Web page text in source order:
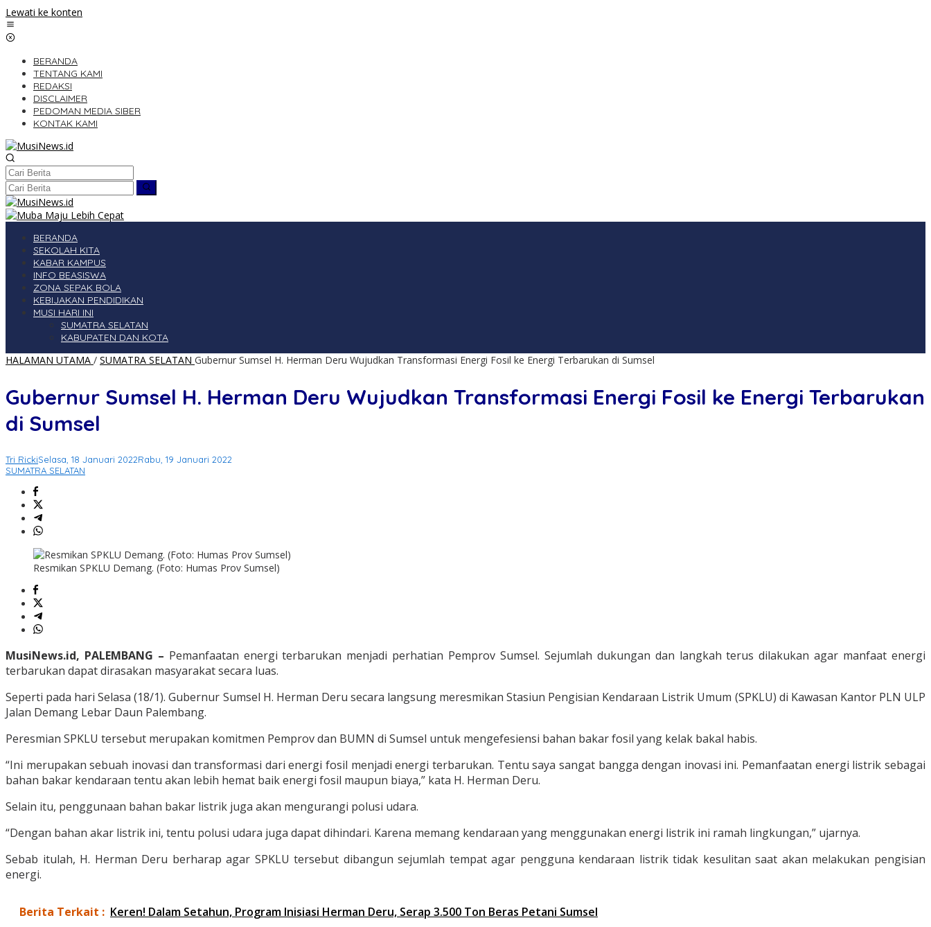
Lewati ke konten
BERANDA
TENTANG KAMI
REDAKSI
DISCLAIMER
PEDOMAN MEDIA SIBER
KONTAK KAMI
BERANDA
SEKOLAH KITA
KABAR KAMPUS
INFO BEASISWA
ZONA SEPAK BOLA
KEBIJAKAN PENDIDIKAN
MUSI HARI INI
SUMATRA SELATAN
KABUPATEN DAN KOTA
HALAMAN UTAMA / SUMATRA SELATAN Gubernur Sumsel H. Herman Deru Wujudkan Transformasi Energi Fosil ke Energi Terbarukan di Sumsel
Gubernur Sumsel H. Herman Deru Wujudkan Transformasi Energi Fosil ke Energi Terbarukan
di Sumsel
Tri RickiSelasa, 18 Januari 2022Rabu, 19 Januari 2022
SUMATRA SELATAN
Resmikan SPKLU Demang. (Foto: Humas Prov Sumsel)
MusiNews.id, PALEMBANG – Pemanfaatan energi terbarukan menjadi perhatian Pemprov Sumsel. Sejumlah dukungan dan langkah terus dilakukan agar manfaat energi
terbarukan dapat dirasakan masyarakat secara luas.
Seperti pada hari Selasa (18/1). Gubernur Sumsel H. Herman Deru secara langsung meresmikan Stasiun Pengisian Kendaraan Listrik Umum (SPKLU) di Kawasan Kantor PLN ULP
Jalan Demang Lebar Daun Palembang.
Peresmian SPKLU tersebut merupakan komitmen Pemprov dan BUMN di Sumsel untuk mengefesiensi bahan bakar fosil yang kelak bakal habis.
“Ini merupakan sebuah inovasi dan transformasi dari energi fosil menjadi energi terbarukan. Tentu saya sangat bangga dengan inovasi ini. Pemanfaatan energi listrik sebagai
bahan bakar kendaraan tentu akan lebih hemat baik energi fosil maupun biaya,” kata H. Herman Deru.
Selain itu, penggunaan bahan bakar listrik juga akan mengurangi polusi udara.
“Dengan bahan akar listrik ini, tentu polusi udara juga dapat dihindari. Karena memang kendaraan yang menggunakan energi listrik ini ramah lingkungan,” ujarnya.
Sebab itulah, H. Herman Deru berharap agar SPKLU tersebut dibangun sejumlah tempat agar pengguna kendaraan listrik tidak kesulitan saat akan melakukan pengisian
energi.
Berita Terkait : Keren! Dalam Setahun, Program Inisiasi Herman Deru, Serap 3.500 Ton Beras Petani Sumsel